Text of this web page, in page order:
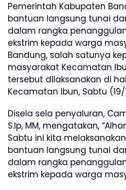
Pemerintah Kabupaten
bantuan langsung tunai
dalam rangka
ekstrim kepada warga
Bandung, salah satunya
masyarakat Kecamatan
tersebut dilaksanakan di
Kecamatan Ibun, Sabtu (19/
Disela sela penyaluran,
S.Ip, MM, mengatakan,
Sabtu ini kita
bantuan langsung tunai
dalam rangka
ekstrim kepada warga